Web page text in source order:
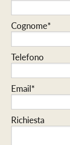
Cognome*
Telefono
Email*
Richiesta